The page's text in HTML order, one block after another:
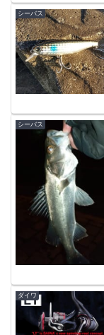
シーバス
シーバス
ダイワ